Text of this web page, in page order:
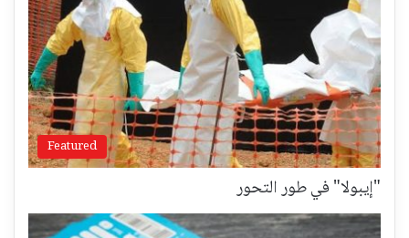
Featured
"إيبولا" في طور التحور